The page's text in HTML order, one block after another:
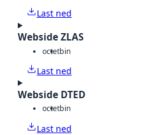
Last ned
Webside ZLAS
octetbin
Last ned
Webside DTED
octetbin
Last ned